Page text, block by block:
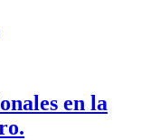
en la